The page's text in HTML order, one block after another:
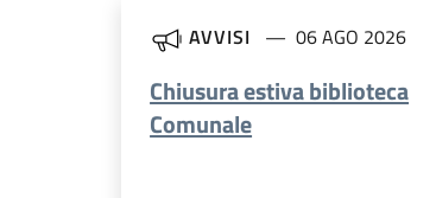
AVVISI 06 AGO 2026
Chiusura estiva biblioteca
Comunale